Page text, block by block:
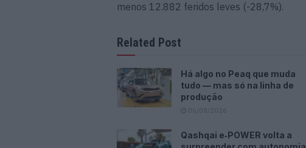
menos 12.882 feridos leves (-28,7%).
Related Post
Há algo no Peaq que muda
tudo — mas só na linha de
produção
Qashqai e‑POWER volta a